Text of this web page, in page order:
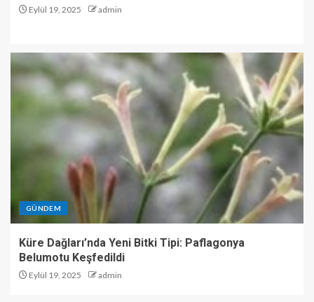
Eylül 19, 2025 admin
GÜNDEM
Küre Dağları’nda Yeni Bitki Tipi: Paflagonya
Belumotu Keşfedildi
Eylül 19, 2025 admin